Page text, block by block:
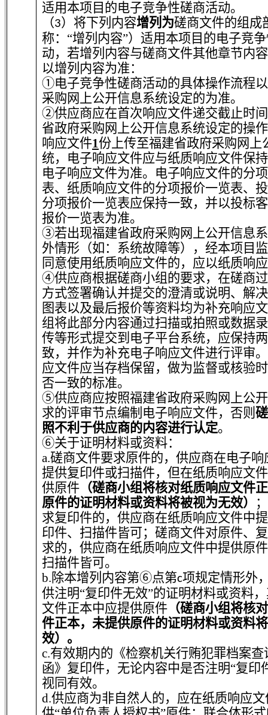
适用本项目的电子竞争性磋商活动。
（3）将下列内容增列为磋商文件的组成
称：“增列内容”）适用本项目的电子竞
动，若增列内容与磋商文件其他章节内
以增列内容为准：
①电子竞争性磋商活动的具体操作流程
采购网上公开信息系统设定的为准。
②供应商应在首次响应文件递交截止时
省政府采购网上公开信息系统设定的操
响应文件1份上传至福建省政府采购网上
统，电子响应文件应与纸质响应文件保
电子响应文件为准。 电子响应文件的分
表、纸质响应文件的分项报价一览表、
分项报价一览表应保持一致，并以投标
报价一览表为准。
③若出现福建省政府采购网上公开信息
外情形（如：系统故障等），经本项目
同意使用纸质响应文件的，应以纸质响
④供应商根据磋商小组的要求，在磋商
方式签署确认并提交的澄清或说明、解
图表以及最后报价等资料均为补充响应
组将此部分内容通过扫描或拍照或数据
传等形式提交到电子平台系统，应保持
致，并作为补充电子响应文件进行评审
应文件应当存档保留，做为监督或核验
否一致的标准。
⑤供应商应按照福建省政府采购网上公
求的评审节点编制电子响应文件，否则
照不利于供应商的内容进行认定。
⑥关于证明材料或资料：
a.磋商文件要求原件的，供应商在电子
提供复印件或扫描件，但在纸质响应文
供原件 （磋商小组将核对纸质响应文件
原件的证明材料或资料将被视为无效）
求复印件的，供应商在纸质响应文件中
印件、扫描件皆可；磋商文件对原件、
求的，供应商在纸质响应文件中提供原
扫描件皆可。
b.除本增列内容第⑥点第c项规定情形外
供注明“复印件无效”的证明材料或资料
文件正本中应提供原件 （磋商小组将核
件正本，未提供原件的证明材料或资料
效）。
c.有效期内的《检察机关行贿犯罪档案查
函》复印件，无论内容中是否注明“复印
视同有效。
d.供应商为非自然人的，应在纸质响应